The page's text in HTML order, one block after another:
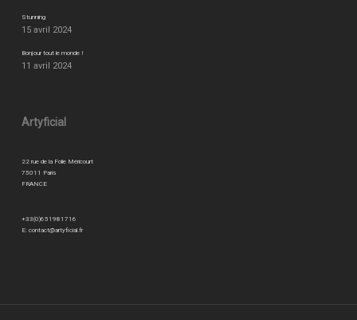
Stunning
15 avril 2024
Bonjour tout le monde !
11 avril 2024
Artyficial
22 rue de la Folie Méricourt
75011 Paris
FRANCE
+33(0)651981716
E: contact@artyficial.fr